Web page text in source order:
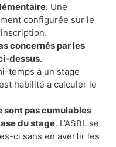
. Une
configurée sur le
concernés par les
dessus.
temps à un stage
habilité à calculer le
sont pas cumulables
du stage. L’ASBL se
ci sans en avertir les